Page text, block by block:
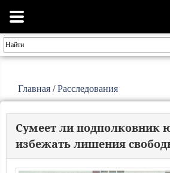
Главная /Расследования
Сумеет ли подполковник
избежать лишения